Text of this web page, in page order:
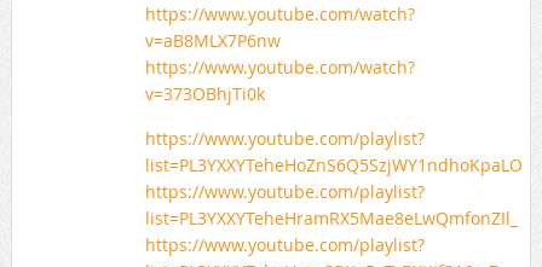
https://www.youtube.com/watch?
v=aB8MLX7P6nw
https://www.youtube.com/watch?
v=373OBhjTi0k
https://www.youtube.com/playlist?
list=PL3YXXYTeheHoZnS6Q5SzjWY1ndhoKpaLO
https://www.youtube.com/playlist?
list=PL3YXXYTeheHramRX5Mae8eLwQmfonZIl_
https://www.youtube.com/playlist?